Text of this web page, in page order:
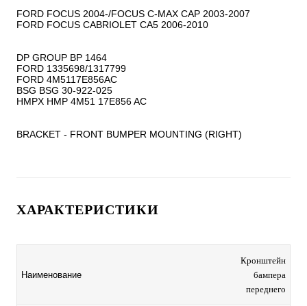
FORD FOCUS 2004-/FOCUS C-MAX CAP 2003-2007
FORD FOCUS CABRIOLET CA5 2006-2010
DP GROUP BP 1464
FORD 1335698/1317799
FORD 4M5117E856AC
BSG BSG 30-922-025
HMPX HMP 4M51 17E856 AC
BRACKET - FRONT BUMPER MOUNTING (RIGHT)
ХАРАКТЕРИСТИКИ
Наименование
Кронштейн
бампера
переднего